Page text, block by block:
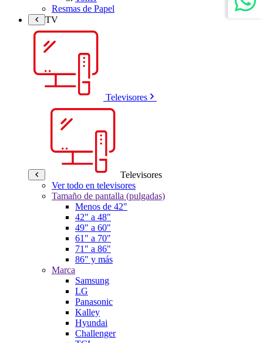
Resmas de Papel
TV
Televisores
Televisores
Ver todo en televisores
Tamaño de pantalla (pulgadas)
Menos de 42"
42" a 48"
49" a 60"
61" a 70"
71" a 86"
86" y más
Marca
Samsung
LG
Panasonic
Kalley
Hyundai
Challenger